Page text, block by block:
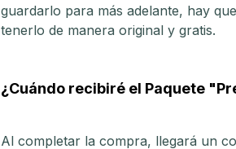
guardarlo para más adelante, hay
tenerlo de manera original y gratis.
¿Cuándo recibiré el Paquete
Al completar la compra, llegará un